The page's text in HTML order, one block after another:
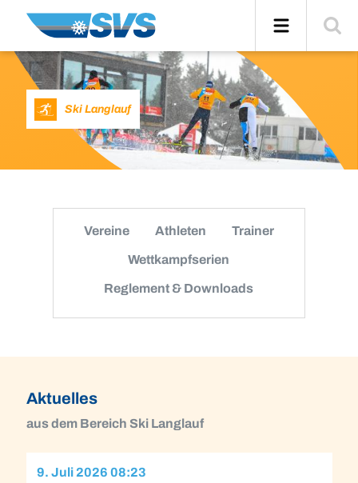
Inhalt
Ski Langlauf
Vereine Athleten Trainer
Wettkampfserien
Reglement & Downloads
Aktuelles
aus dem Bereich Ski Langlauf
9. Juli 2026 08:23